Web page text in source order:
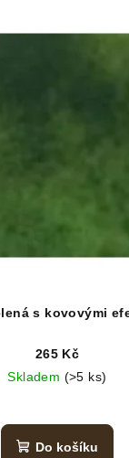
s kovovými
265 Kč
Skladem (>5 ks)
Do košíku